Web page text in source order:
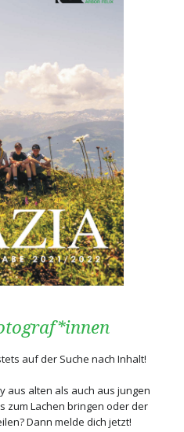
auf der Suche nach Inhalt!
aus alten als auch aus jungen
zum Lachen bringen oder der
Dann melde dich jetzt!